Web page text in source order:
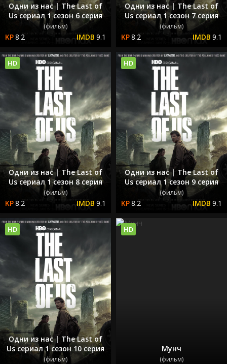
Одни из нас | The Last of
Us сериал 1 сезон 6 серия
(фильм)
8.2 9.1
Одни из нас | The Last of
Us сериал 1 сезон 7 серия
(фильм)
8.2 9.1
Одни из нас | The Last of
Us сериал 1 сезон 8 серия
(фильм)
8.2 9.1
HD
Одни из нас | The Last of
Us сериал 1 сезон 9 серия
(фильм)
8.2 9.1
HD
Одни из нас | The Last of
Us сериал 1 сезон 10 серия
(фильм)
HD
Мунч
(фильм)
HD